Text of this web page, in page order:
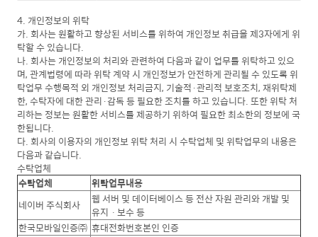
4. 개인정보의 위탁
가. 회사는 원활하고 향상된 서비스를 위하여 개인정보 취급을 제3자에게 위
탁할 수 있습니다.
나. 회사는 개인정보의 처리와 관련하여 다음과 같이 업무를 위탁하고 있으
며, 관계법령에 따라 위탁 계약 시 개인정보가 안전하게 관리될 수 있도록 위
탁업무 수행목적 외 개인정보 처리금지, 기술적·관리적 보호조치, 재위탁제
한, 수탁자에 대한 관리·감독 등 필요한 조치를 하고 있습니다. 또한 위탁 처
리하는 정보는 원활한 서비스를 제공하기 위하여 필요한 최소한의 정보에 국
한됩니다.
다. 회사의 이용자의 개인정보 위탁 처리 시 수탁업체 및 위탁업무의 내용은
다음과 같습니다.
수탁업체
수탁업체
위탁업무내용
네이버 주식회사
웹 서버 및 데이터베이스 등 전산 자원 관리와 개발 및
유지ㆍ보수 등
한국모바일인증㈜ 휴대전화번호본인 인증